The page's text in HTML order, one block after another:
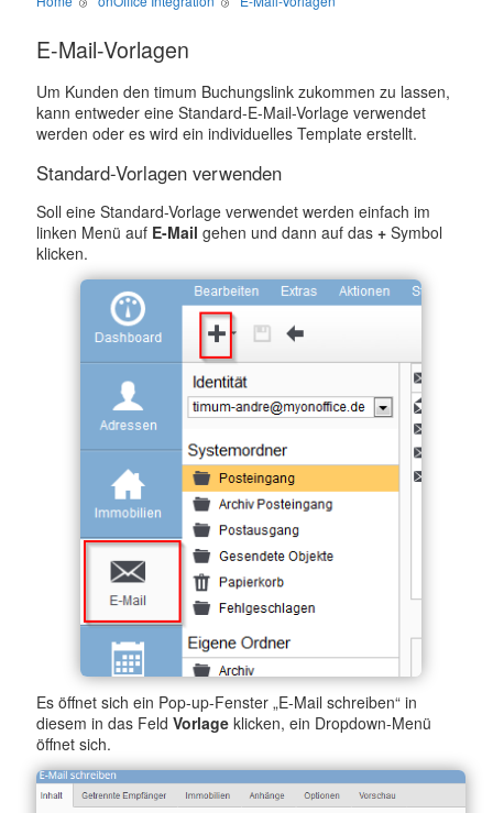
E-Mail-Vorlagen
Um Kunden den timum Buchungslink zukommen zu lassen,
kann entweder eine Standard-E-Mail-Vorlage verwendet
werden oder es wird ein individuelles Template erstellt.
Standard-Vorlagen verwenden
Soll eine Standard-Vorlage verwendet werden einfach im
linken Menü auf E-Mail gehen und dann auf das + Symbol
klicken.
Es öffnet sich ein Pop-up-Fenster „E-Mail schreiben“ in
diesem in das Feld Vorlage klicken, ein Dropdown-Menü
öffnet sich.